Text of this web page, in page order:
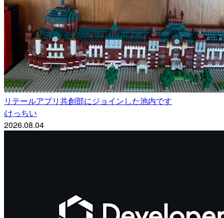
リテールアプリ共創部にジョインした池内です
iけっちい
2026.08.04